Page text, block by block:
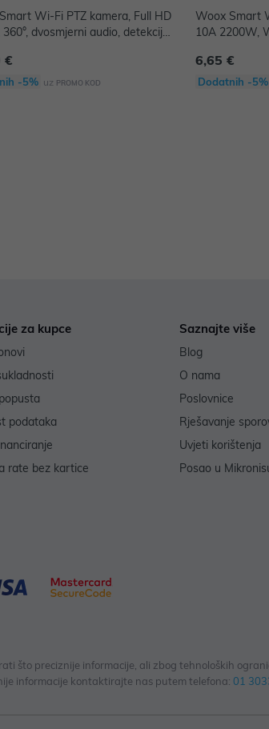
Wi-Fi PTZ kamera, Full HD
360°, dvosmjerni audio, detekcija
Google Assistant, bijela
€
-5% uz PROMO KOD
Woox Smart
10A 2200W,
6,65 €
Dodatnih -5%
za kupce
podataka
rate bez kartice
Saznajte više
Blog
O nama
Poslovnice
Rješavanje
Uvjeti korištenja
Posao u
što preciznije informacije, ali zbog tehnoloških
informacije kontaktirajte nas putem telefona: 01